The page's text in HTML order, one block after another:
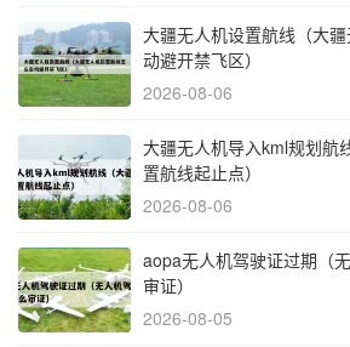
大疆无人机设置航线（大
动避开禁飞区）
2026-08-06
大疆无人机导入kml规划航
置航线起止点）
2026-08-06
aopa无人机驾驶证过期（
审证）
2026-08-05